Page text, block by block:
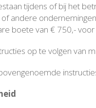
tijdens of bij het
of andere
boete van € 750,-
op te volgen van